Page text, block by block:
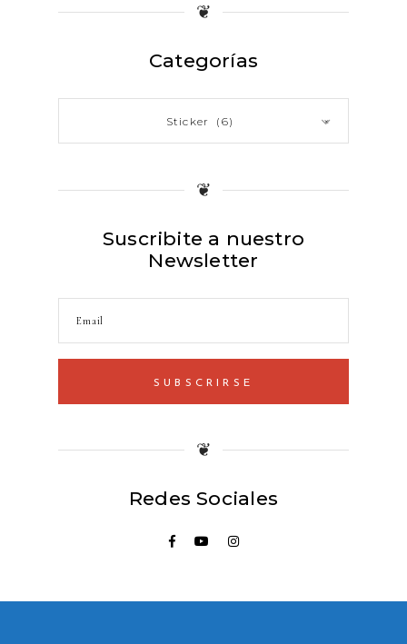
❦
Categorías
×
Sticker (6)
❦
Suscribite a nuestro
Newsletter
SUBSCRIRSE
❦
Redes Sociales